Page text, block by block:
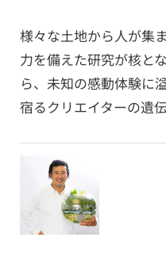
様々な土地から人が集
力を備えた研究が核と
ら、未知の感動体験に
宿るクリエイターの遺